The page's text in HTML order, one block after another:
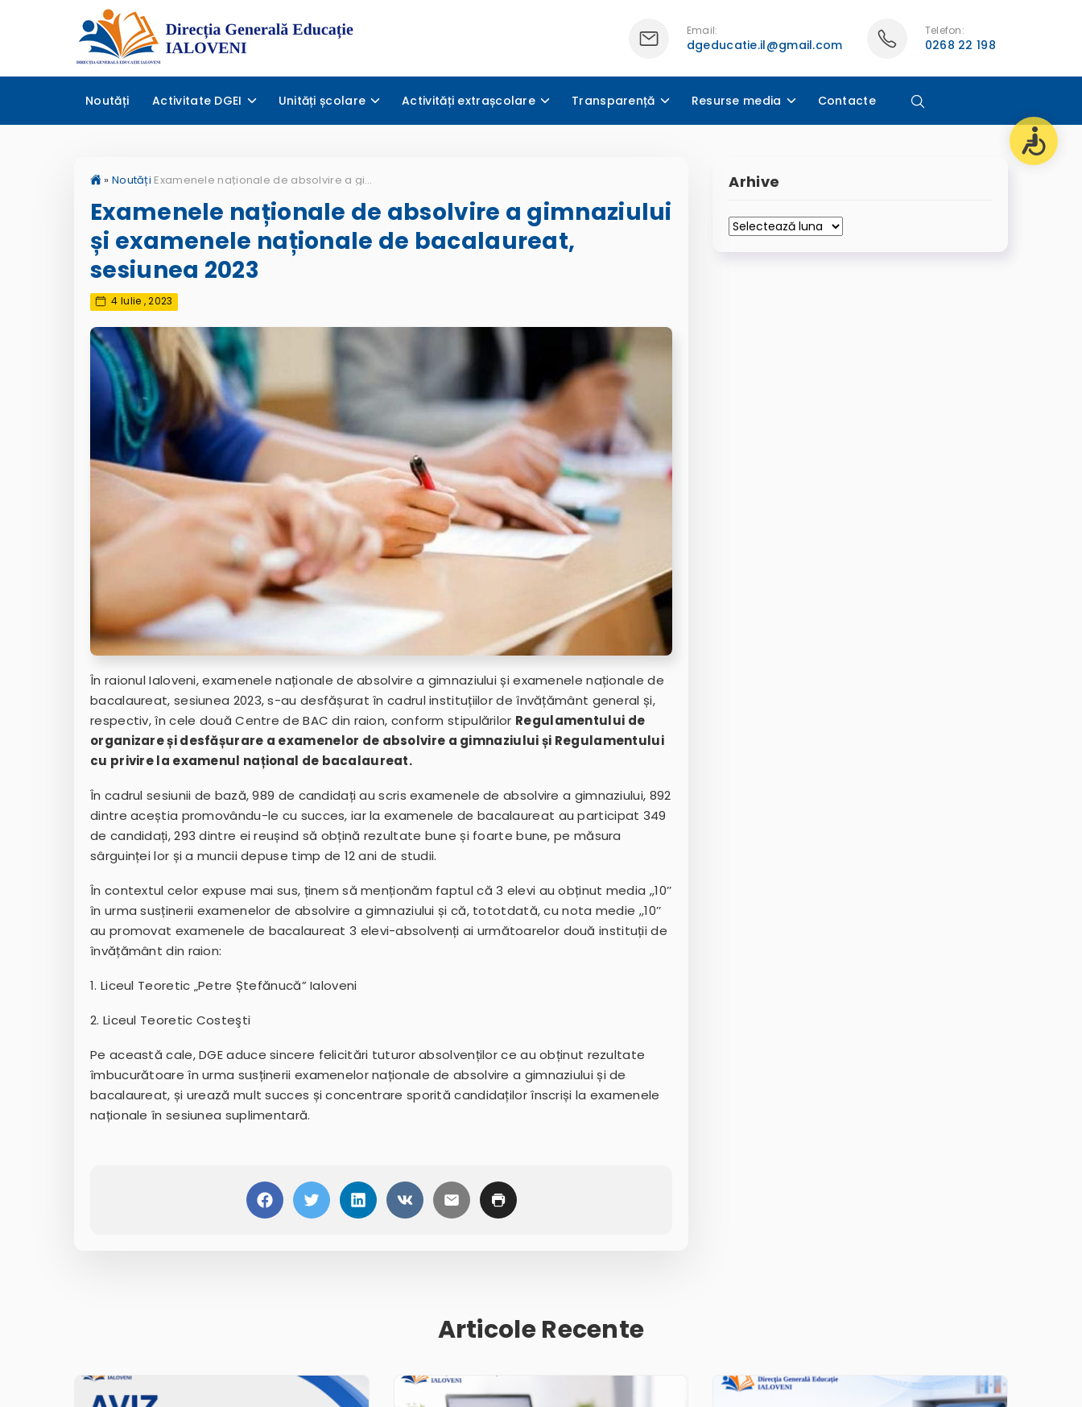
Email:
dgeducatie.il@gmail.com
Telefon:
0268 22 198
Noutăți Activitate DGEI Unități școlare Activități extrașcolare Transparență Resurse media Contacte
» Noutăți Examenele naționale de absolvire a gimnaziului și examenele naționale de bacalaureat, sesiunea 2023
Examenele naționale de absolvire a gimnaziului
și examenele naționale de bacalaureat,
sesiunea 2023
4 Iulie , 2023
În raionul Ialoveni, examenele naționale de absolvire a gimnaziului și examenele naționale de
bacalaureat, sesiunea 2023, s-au desfășurat în cadrul instituțiilor de învățământ general și,
respectiv, în cele două Centre de BAC din raion, conform stipulărilor Regulamentului de
organizare și desfășurare a examenelor de absolvire a gimnaziuluiși Regulamentului
cu privire la examenul național de bacalaureat.
În cadrul sesiunii de bază, 989 de candidați au scris examenele de absolvire a gimnaziului, 892
dintre aceștia promovându-le cu succes, iar la examenele de bacalaureat au participat 349
de candidați, 293 dintre ei reușind să obțină rezultate bune și foarte bune, pe măsura
sârguinței lor și a muncii depuse timp de 12 ani de studii.
În contextul celor expuse mai sus, ținem să menționăm faptul că 3 elevi au obținut media ,,10’’
în urma susținerii examenelor de absolvire a gimnaziului și că, tototdată, cu nota medie ,,10’’
au promovat examenele de bacalaureat 3 elevi-absolvenți ai următoarelor două instituții de
învățământ din raion:
1. Liceul Teoretic „Petre Ștefănucă” Ialoveni
2. Liceul Teoretic Costeşti
Pe această cale, DGE aduce sincere felicitări tuturor absolvenților ce au obținut rezultate
îmbucurătoare în urma susținerii examenelor naționale de absolvire a gimnaziului și de
bacalaureat, și urează mult succes și concentrare sporită candidaților înscriși la examenele
naționale în sesiunea suplimentară.
Arhive
Arhive
Articole Recente